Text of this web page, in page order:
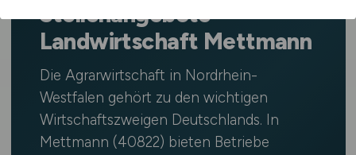
Stellenangebote
Landwirtschaft Mettmann
Die Agrarwirtschaft in Nordrhein-
Westfalen gehört zu den wichtigen
Wirtschaftszweigen Deutschlands. In
Mettmann (40822) bieten Betriebe